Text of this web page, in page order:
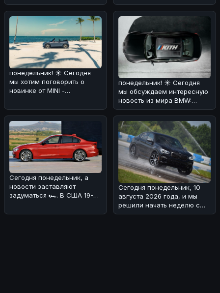
Mazda MX-30,
дебютировавший в 2020
тёплое 😴☀️. А что
касается новостей, т
понедельник! ☀️ Сегодня
мы хотим поговорить о
новинке от MINI -
🏎 Это
понедельник! ☀️ Сегодня
мы обсуждаем интересную
новость из мира BMW:
бренд Kith, известный
своими ко
Сегодня понедельник, а
новости заставляют
задуматься 🏎. В США 19-
приговорен
Сегодня понедельник, 10
августа 2026 года, и мы
решили начать неделю с
интересной новости! 🏎